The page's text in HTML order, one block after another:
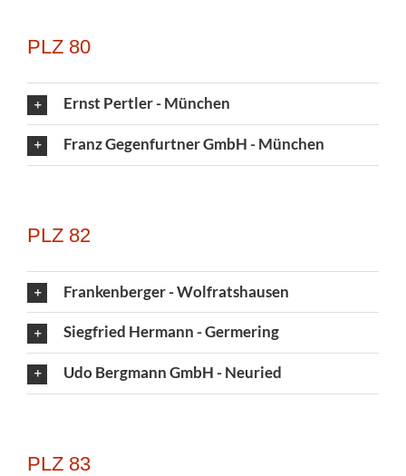
PLZ 80
Ernst Pertler - München
Franz Gegenfurtner GmbH - München
PLZ 82
Frankenberger - Wolfratshausen
Siegfried Hermann - Germering
Udo Bergmann GmbH - Neuried
PLZ 83